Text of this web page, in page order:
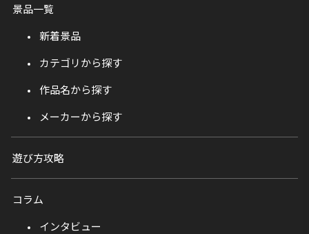
景品一覧
新着景品
カテゴリから探す
作品名から探す
メーカーから探す
遊び方攻略
コラム
インタビュー